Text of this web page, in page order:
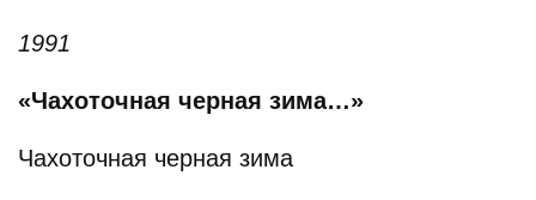
1991
«Чахоточная черная зима…»
Чахоточная черная зима